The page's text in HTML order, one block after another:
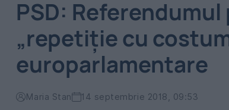
PSD:
„repetiţie cu
europarlamentare
Maria Stan 14 septembrie 2018, 09:53